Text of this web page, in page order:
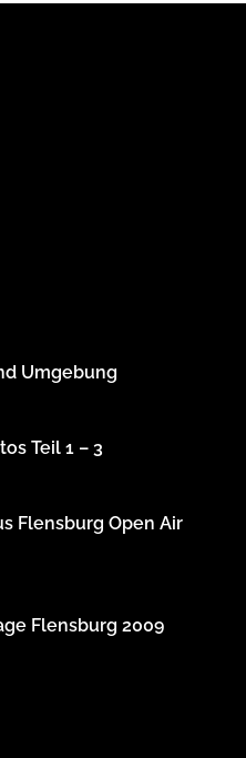
Umgebung
Teil 1 – 3
Flensburg Open Air
Flensburg 2009